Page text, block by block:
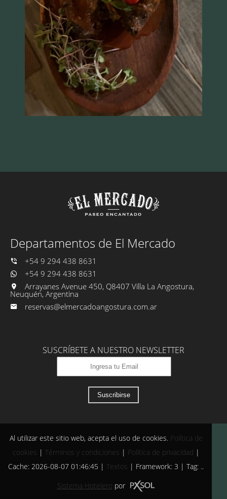
Departamentos de El Mercado
+54 9 294 438 8631
+54 9 294 438 8631
Arrayanes Avenue 450, Q8407 Villa La Angostura,
Neuquén, Argentina
reservas@elmercadoangostura.com.ar
SUSCRÍBETE A NUESTRO NEWSLETTER
Suscribirse
Al utilizar este sitio web, acepta el uso de cookies. Política de
cookies | Términos y condiciones | Política de privacidad |
Cache: 2026-08-07 01:46:45 | Textos | Framework: 3 | Tag: ..
Sistema Hotelero por